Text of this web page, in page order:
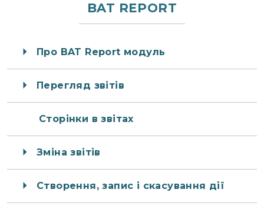
BAT REPORT
Про BAT Report модуль
Перегляд звітів
Сторінки в звітах
Зміна звітів
Створення, запис і скасування дії